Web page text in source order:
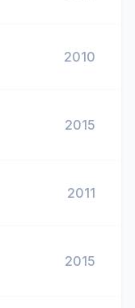
2010
2015
2011
2015